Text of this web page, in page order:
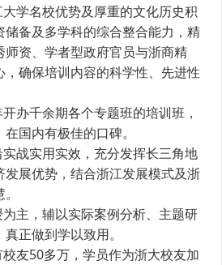
学名校优势及厚重的文化历史积
备及多学科的综合整合能力，精
资、学者型政府官员与浙商精
确保培训内容的科学性、先进性
办千余期各个专题班的培训班，
国内有极佳的口碑。
战实用实效，充分发挥长三角地
发展优势，结合浙江发展模式及浙
主，辅以实际案例分析、主题研
正做到学以致用。
友50多万，学员作为浙大校友加